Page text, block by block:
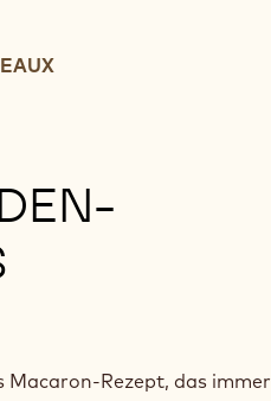
Macaron-Rezept, das immer